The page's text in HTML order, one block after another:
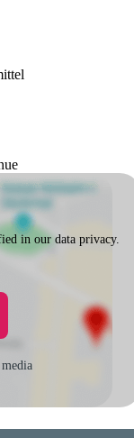
in our data privacy.